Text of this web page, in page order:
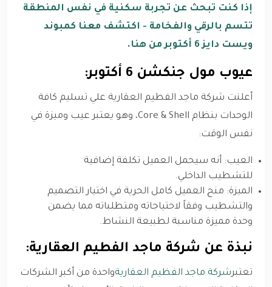
إذا كنت تبحث عن تجربة سكنية في نفس المنطقة
تتسم بالرقي والفخامة - اكتشف معنا كمبوند
ويست دايز 6 أكتوبر من هنا.
عيوب مول جنكشن 6 أكتوبر:
أعلنت شركة ماجد الفطيم العقارية علي تسليم كافة
الوحدات بنظام Core & Shell، وهو يعتبر عيب وميزة في
نفس الوقت:
العيب: أنه سيحمل العميل تكلفة إضافية
للتشطيب الداخلي.
الميزة: منح العميل كامل الحرية في اختيار التصميم
والتشطيب وفقاً لاحتياجاته ومتطلباته مما يضمن
وحدة مميزة مناسبة لطبيعة النشاط.
نبذة عن شركة ماجد الفطيم العقارية:
تعتبرشركة ماجد الفظيم العقاريةواحدة من أكبر الشركات